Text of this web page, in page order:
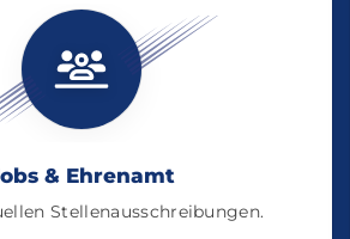
& Ehrenamt
Stellenausschreibungen.